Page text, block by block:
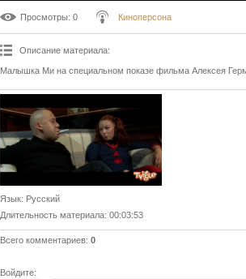
Просмотры: 0 Киноперсона
Описание материала:
Малышка Ми на специальном показе фильма Алексея
Язык: Русский
Длительность материала: 00:03:53
Всего комментариев: 0
Войдите: